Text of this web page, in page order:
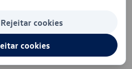
Rejeitar cookies
cookies